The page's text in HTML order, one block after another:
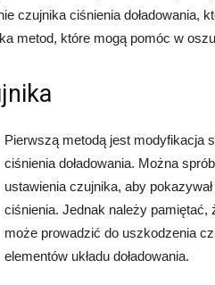
czujnika ciśnienia doładowania,
metod, które mogą pomóc w
Pierwszą metodą jest modyfikacja
ciśnienia doładowania. Można
ustawienia czujnika, aby
ciśnienia. Jednak należy pamiętać,
może prowadzić do uszkodzenia
elementów układu doładowania.